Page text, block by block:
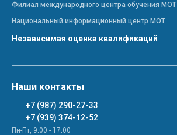
Филиал международного центра обучения МОТ
Национальный информационный центр МОТ
Независимая оценка квалификаций
Наши контакты
+7 (987) 290-27-33
+7 (939) 374-12-52
Пн-Пт, 9:00 - 17:00